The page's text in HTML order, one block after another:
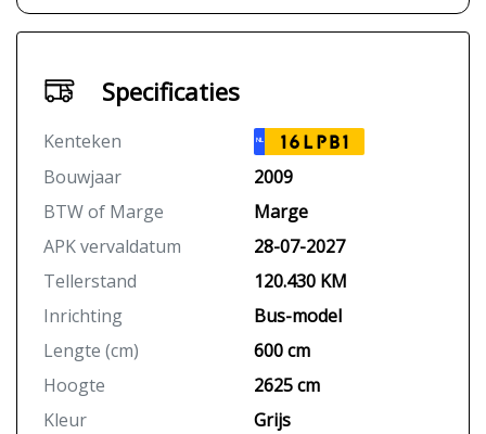
Specificaties
Kenteken NL 16LPB1
Bouwjaar
2009
BTW of Marge
Marge
APK vervaldatum
28-07-2027
Tellerstand
120.430 KM
Inrichting
Bus-model
Lengte (cm)
600 cm
Hoogte
2625 cm
Kleur
Grijs